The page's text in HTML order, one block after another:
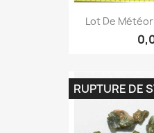
Lot De
RUPTURE DE